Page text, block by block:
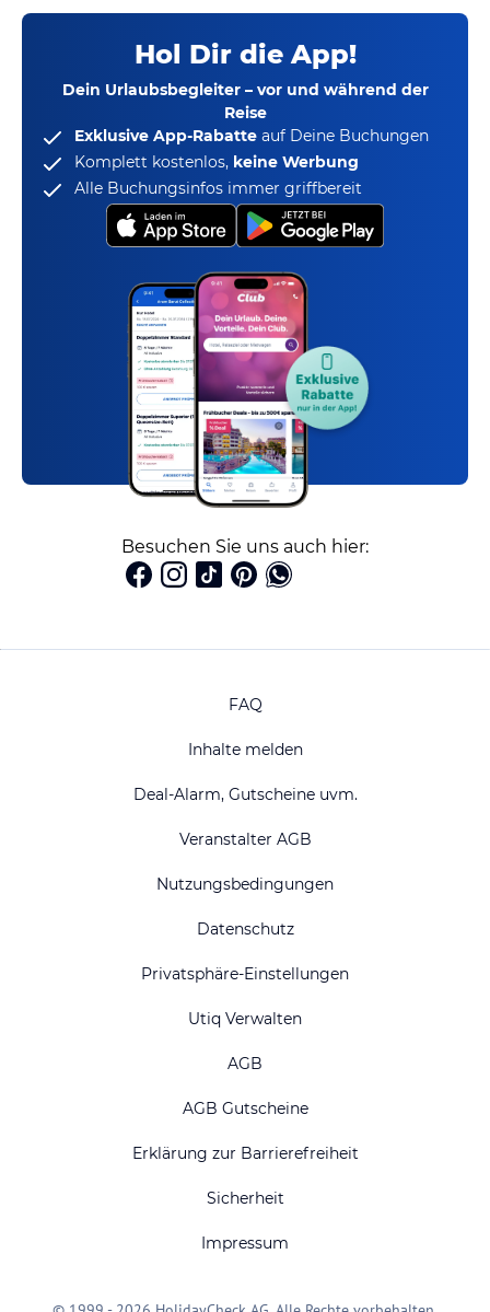
Hol Dir die App!
Dein Urlaubsbegleiter – vor und während der
Reise
Exklusive App-Rabatte auf Deine Buchungen
Komplett kostenlos, keine Werbung
Alle Buchungsinfos immer griffbereit
Besuchen Sie uns auch hier:
FAQ
Inhalte melden
Deal-Alarm, Gutscheine uvm.
Veranstalter AGB
Nutzungsbedingungen
Datenschutz
Privatsphäre-Einstellungen
Utiq Verwalten
AGB
AGB Gutscheine
Erklärung zur Barrierefreiheit
Sicherheit
Impressum